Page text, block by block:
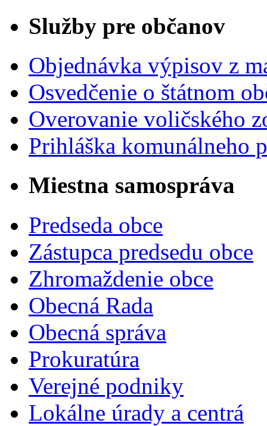
Služby pre občanov
Objednávka výpisov z
Osvedčenie o štátnom
Overovanie voličského
Prihláška komunálneho
Miestna samospráva
Predseda obce
Zástupca predsedu obce
Zhromaždenie obce
Obecná Rada
Obecná správa
Prokuratúra
Verejné podniky
Lokálne úrady a centrá